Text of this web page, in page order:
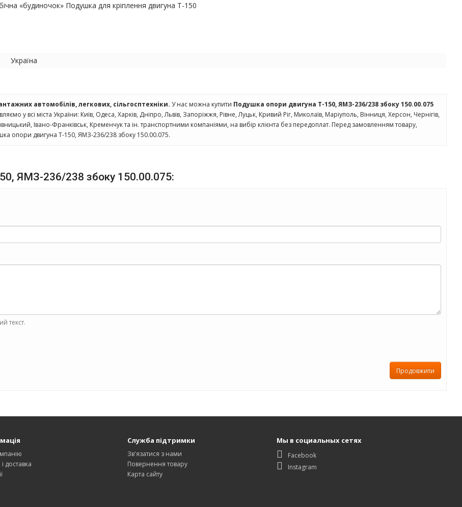
«будиночок» Подушка для кріплення двигуна Т-150
Україна
автомобілів, легкових, сільгосптехніки. У нас можна купити Подушка опори двигуна Т-150, ЯМЗ-236/238 збоку 150.00.075
у всі міста України: Київ, Одеса, Харків, Дніпро, Львів, Запоріжжя, Рівне, Луцьк, Кривий Ріг, Миколаїв, Маріуполь, Вінниця, Херсон, Чернігів,
Івано-Франківськ, Кременчук та ін. транспортними компаніями, на вибір клієнта без передоплат. Перед замовленням товару,
опори двигуна Т-150, ЯМЗ-236/238 збоку 150.00.075.
ЯМЗ-236/238 збоку 150.00.075:
текст.
Продовжити
доставка
Служба підтримки
Зв'язатися з нами
Повернення товару
Карта сайту
Мы в социальных сетях
Facebook
Instagram